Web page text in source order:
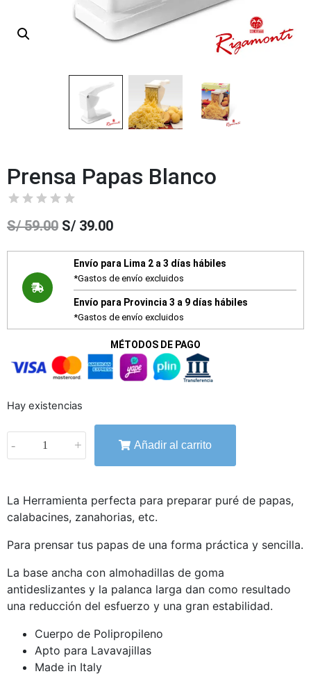
Prensa Papas Blanco
S/59.00 S/ 39.00
Envío para Lima 2 a 3 días hábiles
*Gastos de envío excluidos
Envío para Provincia 3 a 9 días hábiles
*Gastos de envío excluidos
MÉTODOS DE PAGO
Hay existencias
- + Añadir al carrito
La Herramienta perfecta para preparar puré de papas,
calabacines, zanahorias, etc.
Para prensar tus papas de una forma práctica y sencilla.
La base ancha con almohadillas de goma
antideslizantes y la palanca larga dan como resultado
una reducción del esfuerzo y una gran estabilidad.
Cuerpo de Polipropileno
Apto para Lavavajillas
Made in Italy